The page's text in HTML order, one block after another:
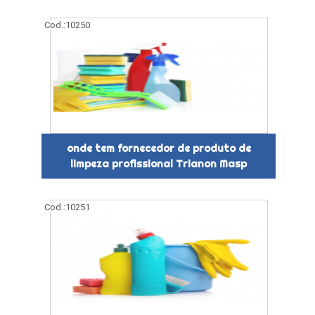
Cod.:10250
onde tem fornecedor de produto de
limpeza profissional Trianon Masp
Cod.:10251